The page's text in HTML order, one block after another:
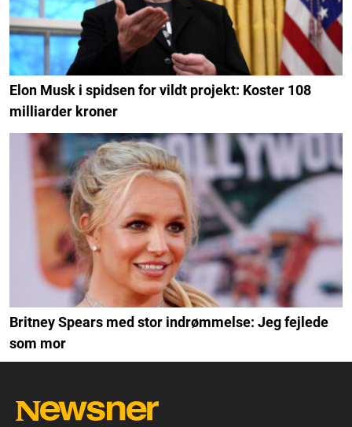
Elon Musk i spidsen for vildt projekt: Koster 108
milliarder kroner
Britney Spears med stor indrømmelse: Jeg fejlede
som mor